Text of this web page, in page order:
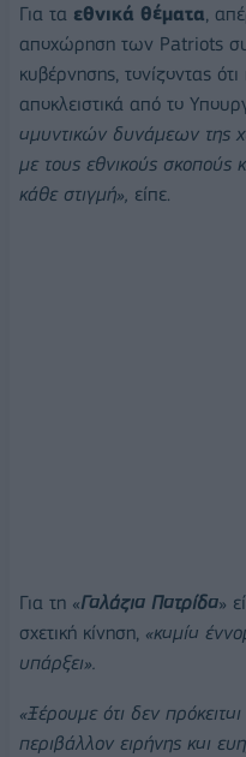
Για τα εθνικά θέματα ,
αποχώρηση των Patriots
κυβέρνησης, τονίζοντας
αποκλειστικά από το
αμυντικών δυνάμεων της
με τους εθνικούς σκοπούς
κάθε στιγμή», είπε.
Για τη «Γαλάζια Πατρίδα»
σχετική κίνηση, «καμία
υπάρξει».
«Ξέρουμε ότι δεν
περιβάλλον ειρήνης και